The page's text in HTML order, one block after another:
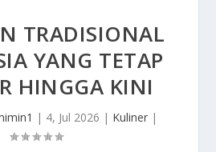
TRADISIONAL
YANG TETAP
HINGGA KINI
| 4, Jul 2026 | Kuliner|